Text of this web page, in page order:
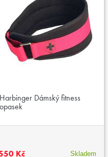
Harbinger Dámský fitness
opasek
Kč Skladem